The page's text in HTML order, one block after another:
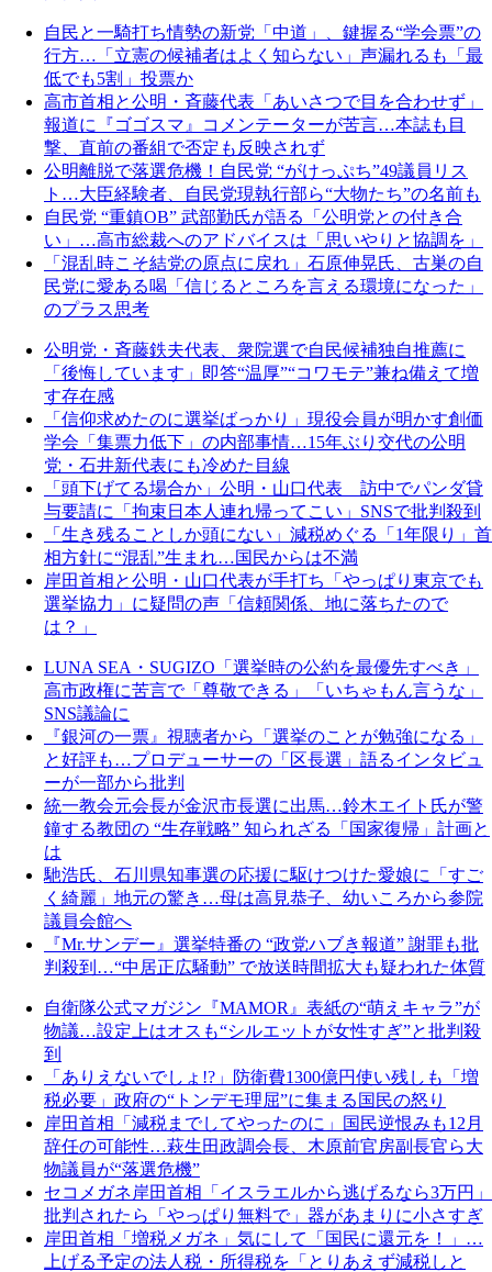
自民と一騎打ち情勢の新党「中道」、鍵握る“学会票”の
行方…「立憲の候補者はよく知らない」声漏れるも「最
低でも5割」投票か
高市首相と公明・斉藤代表「あいさつで目を合わせず」
報道に『ゴゴスマ』コメンテーターが苦言…本誌も目
撃、直前の番組で否定も反映されず
公明離脱で落選危機！自民党 “がけっぷち”49議員リス
ト…大臣経験者、自民党現執行部ら“大物たち”の名前も
自民党 “重鎮OB” 武部勤氏が語る「公明党との付き合
い」…高市総裁へのアドバイスは「思いやりと協調を」
「混乱時こそ結党の原点に戻れ」石原伸晃氏、古巣の自
民党に愛ある喝「信じるところを言える環境になった」
のプラス思考
公明党・斉藤鉄夫代表、衆院選で自民候補独自推薦に
「後悔しています」即答“温厚”“コワモテ”兼ね備えて増
す存在感
「信仰求めたのに選挙ばっかり」現役会員が明かす創価
学会「集票力低下」の内部事情…15年ぶり交代の公明
党・石井新代表にも冷めた目線
「頭下げてる場合か」公明・山口代表 訪中でパンダ貸
与要請に「拘束日本人連れ帰ってこい」SNSで批判殺到
「生き残ることしか頭にない」減税めぐる「1年限り」首
相方針に“混乱”生まれ…国民からは不満
岸田首相と公明・山口代表が手打ち「やっぱり東京でも
選挙協力」に疑問の声「信頼関係、地に落ちたので
は？」
LUNA SEA・SUGIZO「選挙時の公約を最優先すべき」
高市政権に苦言で「尊敬できる」「いちゃもん言うな」
SNS議論に
『銀河の一票』視聴者から「選挙のことが勉強になる」
と好評も…プロデューサーの「区長選」語るインタビュ
ーが一部から批判
統一教会元会長が金沢市長選に出馬…鈴木エイト氏が警
鐘する教団の “生存戦略” 知られざる「国家復帰」計画と
は
馳浩氏、石川県知事選の応援に駆けつけた愛娘に「すご
く綺麗」地元の驚き…母は高見恭子、幼いころから参院
議員会館へ
『Mr.サンデー』選挙特番の “政党ハブき報道” 謝罪も批
判殺到…“中居正広騒動” で放送時間拡大も疑われた体質
自衛隊公式マガジン『MAMOR』表紙の“萌えキャラ”が
物議…設定上はオスも“シルエットが女性すぎ”と批判殺
到
「ありえないでしょ!?」防衛費1300億円使い残しも「増
税必要」政府の“トンデモ理屈”に集まる国民の怒り
岸田首相「減税までしてやったのに」国民逆恨みも12月
辞任の可能性…萩生田政調会長、木原前官房副長官ら大
物議員が“落選危機”
セコメガネ岸田首相「イスラエルから逃げるなら3万円」
批判されたら「やっぱり無料で」器があまりに小さすぎ
岸田首相「増税メガネ」気にして「国民に還元を！」…
上げる予定の法人税・所得税を「とりあえず減税しと